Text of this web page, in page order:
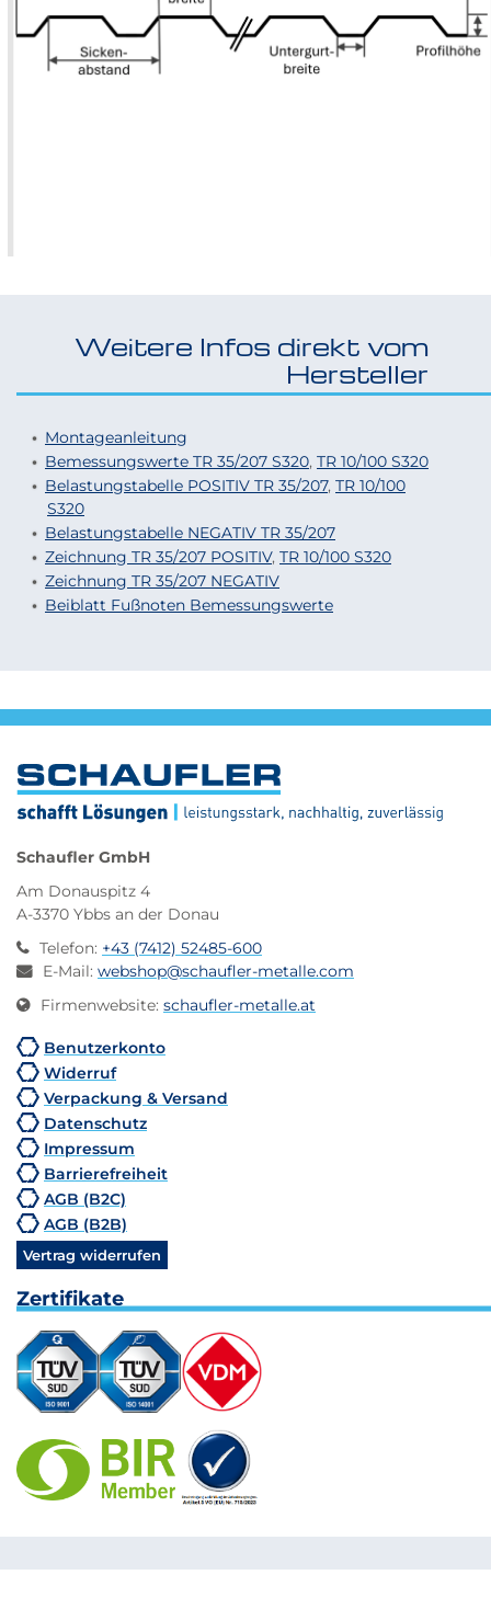
Weitere Infos direkt vom
Hersteller
Montageanleitung
Bemessungswerte TR 35/207 S320, TR 10/100 S320
Belastungstabelle POSITIV TR 35/207, TR 10/100
S320
Belastungstabelle NEGATIV TR 35/207
Zeichnung TR 35/207 POSITIV, TR 10/100 S320
Zeichnung TR 35/207 NEGATIV
Beiblatt Fußnoten Bemessungswerte
Schaufler GmbH
Am Donauspitz 4
A-3370 Ybbs an der Donau
Telefon: +43 (7412) 52485-600
E-Mail: webshop@schaufler-metalle.com
Firmenwebsite: schaufler-metalle.at
Benutzerkonto
Widerruf
Verpackung & Versand
Datenschutz
Impressum
Barrierefreiheit
AGB (B2C)
AGB (B2B)
Vertrag widerrufen
Zertifikate